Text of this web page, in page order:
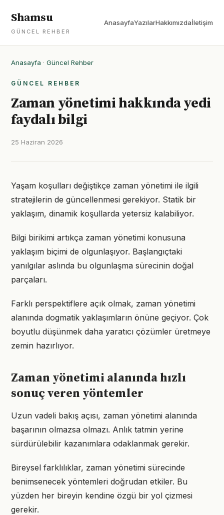
Shamsu
GÜNCEL REHBER
AnasayfaYazılarHakkımızdaİletişim
Anasayfa · Güncel Rehber
GÜNCEL REHBER
Zaman yönetimi hakkında yedi
faydalı bilgi
25 Haziran 2026
Yaşam koşulları değiştikçe zaman yönetimi ile ilgili
stratejilerin de güncellenmesi gerekiyor. Statik bir
yaklaşım, dinamik koşullarda yetersiz kalabiliyor.
Bilgi birikimi artıkça zaman yönetimi konusuna
yaklaşım biçimi de olgunlaşıyor. Başlangıçtaki
yanılgılar aslında bu olgunlaşma sürecinin doğal
parçaları.
Farklı perspektiflere açık olmak, zaman yönetimi
alanında dogmatik yaklaşımların önüne geçiyor. Çok
boyutlu düşünmek daha yaratıcı çözümler üretmeye
zemin hazırlıyor.
Zaman yönetimi alanında hızlı
sonuç veren yöntemler
Uzun vadeli bakış açısı, zaman yönetimi alanında
başarının olmazsa olmazı. Anlık tatmin yerine
sürdürülebilir kazanımlara odaklanmak gerekir.
Bireysel farklılıklar, zaman yönetimi sürecinde
benimsenecek yöntemleri doğrudan etkiler. Bu
yüzden her bireyin kendine özgü bir yol çizmesi
gerekir.